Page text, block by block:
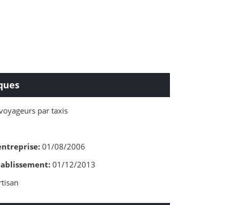
par taxis
01/08/2006
01/12/2013